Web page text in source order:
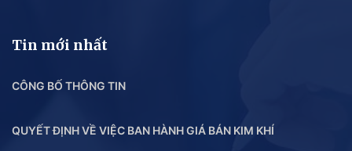
Tin mới nhất
CÔNG BỐ THÔNG TIN
QUYẾT ĐỊNH VỀ VIỆC BAN HÀNH GIÁ BÁN KIM KHÍ